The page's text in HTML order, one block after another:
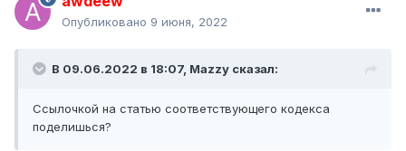
Опубликовано 9 июня, 2022
В 09.06.2022 в 18:07, Mazzy сказал:
Ссылочкой на статью соответствующего кодекса
поделишься?